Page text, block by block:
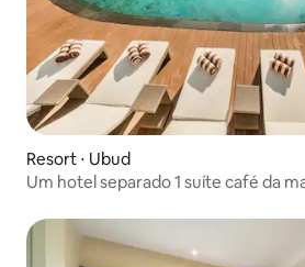
Resort ⋅ Ubud
Um hotel separado 1 suíte café da